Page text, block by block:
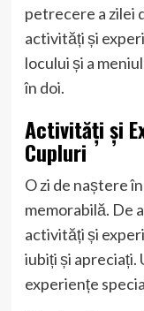
petrecere a zilei
activități și
locului și a
în doi.
Activități și
Cupluri
O zi de naștere
memorabilă. De
activități și
iubiți și apreciați.
experiențe